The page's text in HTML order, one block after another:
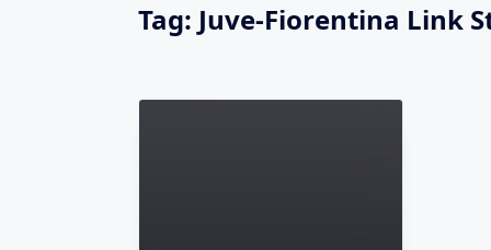
Tag: Juve-Fiorentina Link